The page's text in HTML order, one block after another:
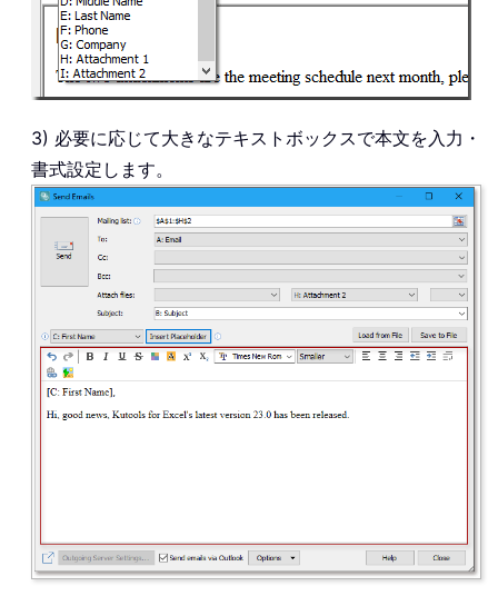
3) 必要に応じて大きなテキストボックスで本文を入力・
書式設定します。